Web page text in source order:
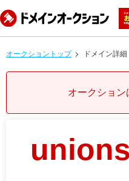
オークショントップ ドメイン詳細
オークション